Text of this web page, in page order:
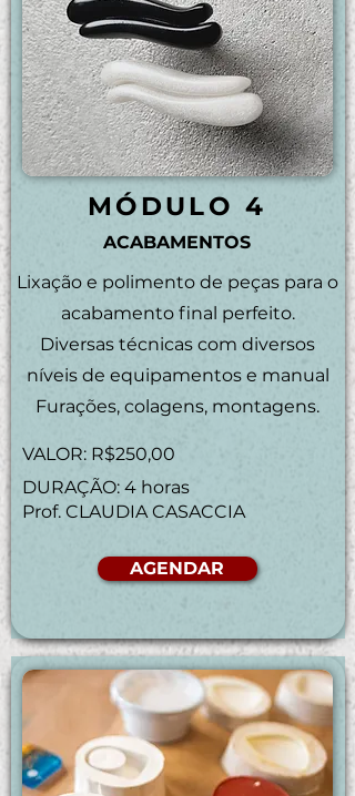
MÓDULO 4
ACABAMENTOS
Lixação e polimento de peças para o
acabamento final perfeito.
Diversas técnicas com diversos
níveis de equipamentos e manual
Furações, colagens, montagens.
VALOR: R$250,00
DURAÇÃO: 4 horas
Prof. CLAUDIA CASACCIA
AGENDAR